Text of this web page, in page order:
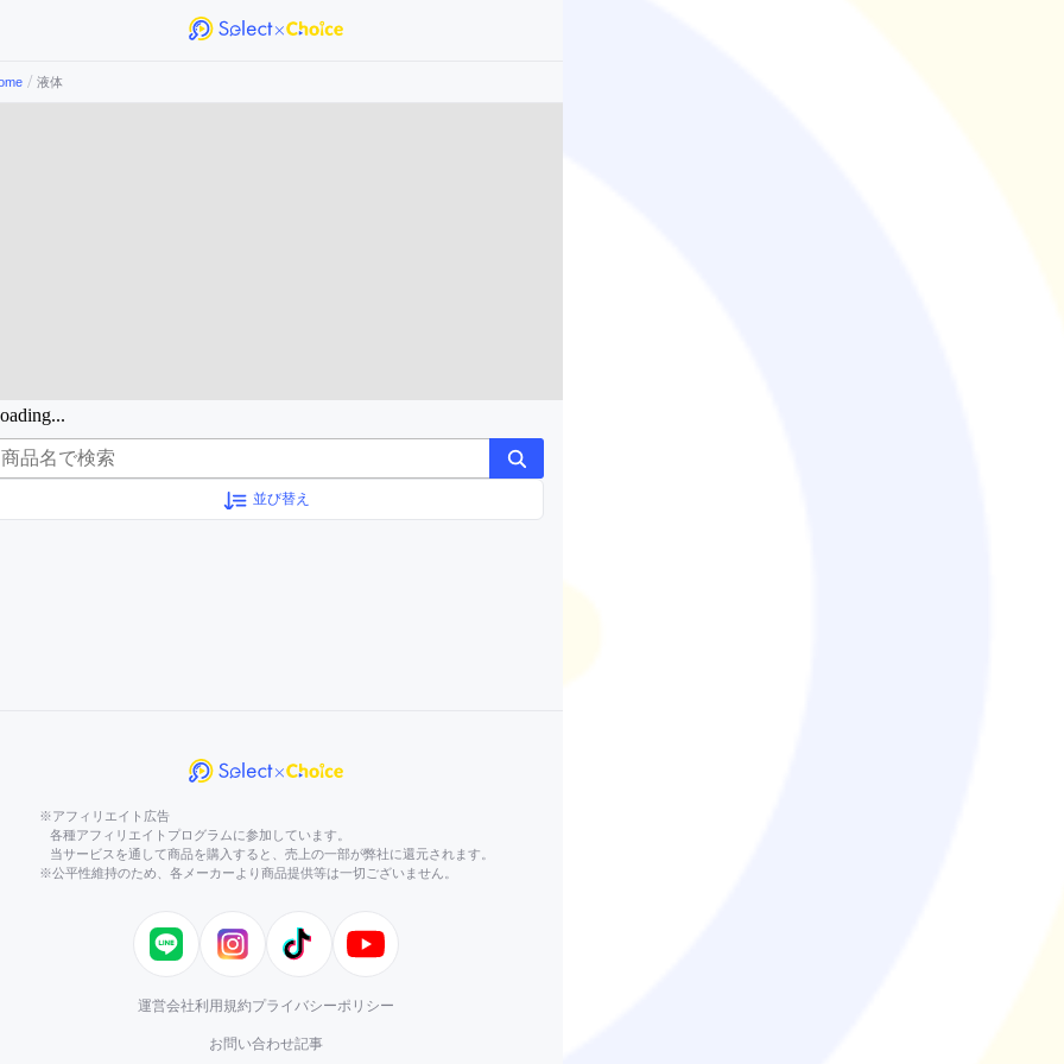
/ 液体
並び替え
※アフィリエイト広告
各種アフィリエイトプログラムに参加しています。
当サービスを通して商品を購入すると、売上の一部が弊社に還元されます。
※公平性維持のため、各メーカーより商品提供等は一切ございません。
LINE InstagramTikTok YouTube
運営会社利用規約プライバシーポリシー
お問い合わせ記事